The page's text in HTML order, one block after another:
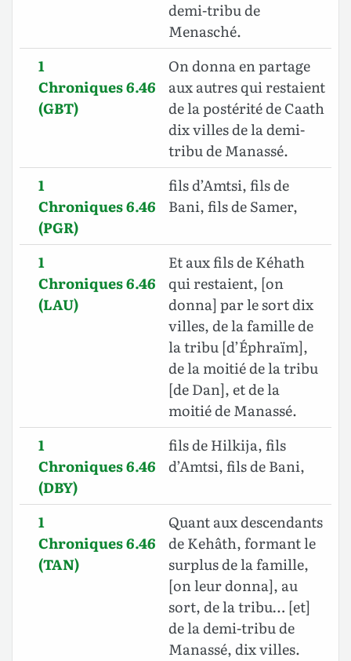
demi-tribu de
Menasché.
1
Chroniques 6.46
(GBT)
On donna en partage
aux autres qui restaient
de la postérité de Caath
dix villes de la demi-
tribu de Manassé.
1
Chroniques 6.46
(PGR)
fils d’Amtsi, fils de
Bani, fils de Samer,
1
Chroniques 6.46
(LAU)
Et aux fils de Kéhath
qui restaient, [on
donna] par le sort dix
villes, de la famille de
la tribu [d’Éphraïm],
de la moitié de la tribu
[de Dan], et de la
moitié de Manassé.
1
Chroniques 6.46
(DBY)
fils de Hilkija, fils
d’Amtsi, fils de Bani,
1
Chroniques 6.46
(TAN)
Quant aux descendants
de Kehâth, formant le
surplus de la famille,
[on leur donna], au
sort, de la tribu… [et]
de la demi-tribu de
Manassé, dix villes.